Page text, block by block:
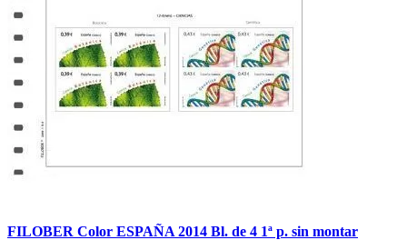
FILOBER Color ESPAÑA 2014 Bl. de 4 1ª p. sin montar